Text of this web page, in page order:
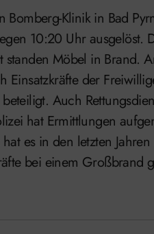
10:20 Uhr ausgelöst.
Möbel in Brand.
Einsatzkräfte der
Auch
hat Ermittlungen
es in den letzten
bei einem Großbrand